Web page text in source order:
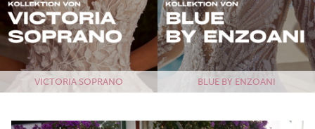
VICTORIA SOPRANO BLUE BY ENZOANI